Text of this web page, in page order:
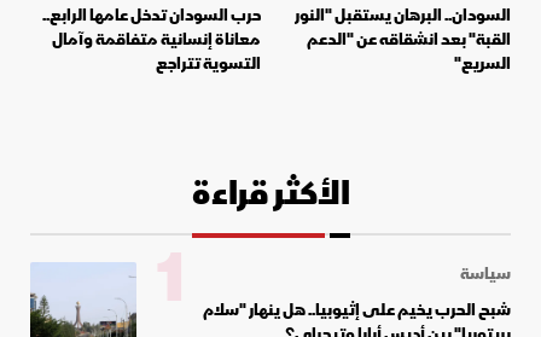
السودان.. البرهان يستقبل "النور
القبة" بعد انشقاقه عن "الدعم
السريع"
حرب السودان تدخل عامها الرابع..
معاناة إنسانية متفاقمة وآمال
التسوية تتراجع
الأكثر قراءة
سياسة
شبح الحرب يخيم على إثيوبيا.. هل ينهار "سلام
1